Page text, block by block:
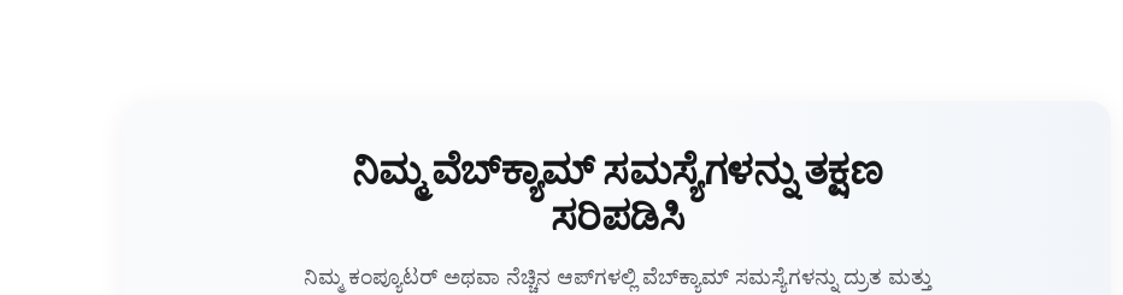
ನಿಮ್ಮ ವೆಬ್‌ಕ್ಯಾಮ್ ಸಮಸ್ಯೆಗಳನ್ನು ತಕ್ಷಣ
ಸರಿಪಡಿಸಿ
ನಿಮ್ಮ ಕಂಪ್ಯೂಟರ್ ಅಥವಾ ನೆಚ್ಚಿನ ಆಪ್‌ಗಳಲ್ಲಿ ವೆಬ್‌ಕ್ಯಾಮ್ ಸಮಸ್ಯೆಗಳನ್ನು ದ್ರುತ ಮತ್ತು